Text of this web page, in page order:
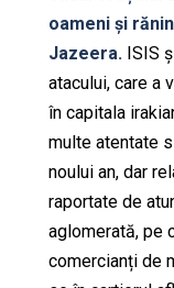
oameni și
Jazeera. ISIS
atacului, care a
în capitala
multe atentate
noului an, dar
raportate de
aglomerată, pe
comercianți de